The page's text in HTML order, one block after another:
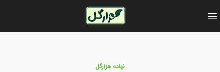
نهاده هزارگل